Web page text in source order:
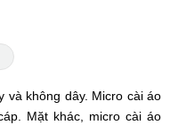
và không dây. Micro cài áo
Mặt khác, micro cài áo